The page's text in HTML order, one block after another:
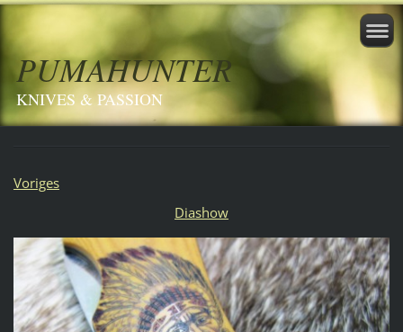
PUMAHUNTER
KNIVES & PASSION
Voriges
Diashow